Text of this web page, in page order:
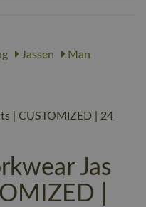
Jassen
Man
| CUSTOMIZED | 24
Jas
|